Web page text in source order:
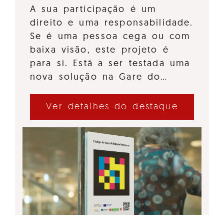
A sua participação é um
direito e uma responsabilidade.
Se é uma pessoa cega ou com
baixa visão, este projeto é
para si. Está a ser testada uma
nova solução na Gare do…
Ver detalhes do destaque